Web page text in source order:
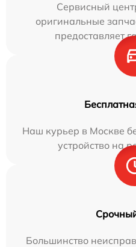
Сервисный
оригинальные
предоставляет
Наш курьер в Москве
устройство на
Большинство